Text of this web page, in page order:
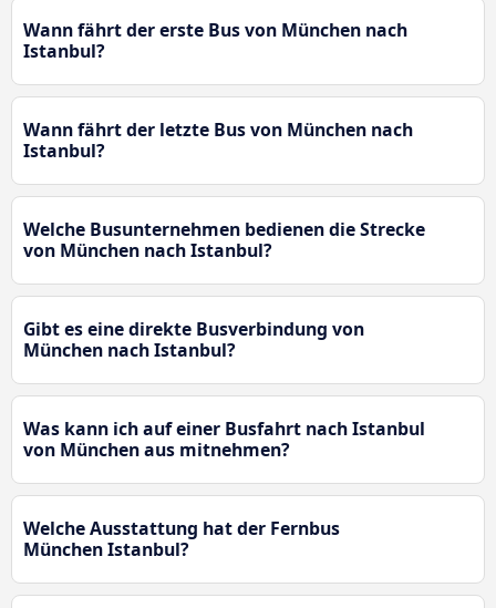
Wann fährt der erste Bus von München nach
Istanbul?
Wann fährt der letzte Bus von München nach
Istanbul?
Welche Busunternehmen bedienen die Strecke
von München nach Istanbul?
Gibt es eine direkte Busverbindung von
München nach Istanbul?
Was kann ich auf einer Busfahrt nach Istanbul
von München aus mitnehmen?
Welche Ausstattung hat der Fernbus
München Istanbul?